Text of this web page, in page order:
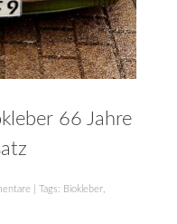
66 Jahre
| Tags: Biokleber